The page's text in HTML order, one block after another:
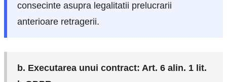
consecinte asupra legalitatii prelucrarii
anterioare retragerii.
b. Executarea unui contract: Art. 6 alin. 1 lit.